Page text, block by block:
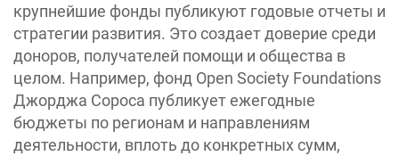
крупнейшие фонды публикуют годовые отчеты и
стратегии развития. Это создает доверие среди
доноров, получателей помощи и общества в
целом. Например, фонд Open Society Foundations
Джорджа Сороса публикует ежегодные
бюджеты по регионам и направлениям
деятельности, вплоть до конкретных сумм,